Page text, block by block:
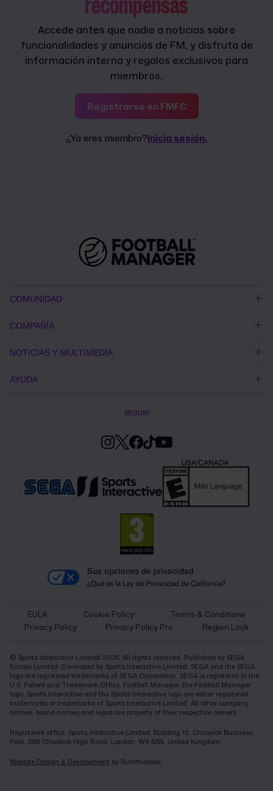
recompensas
Accede antes que nadie a noticias sobre
funcionalidades y anuncios de FM, y disfruta de
información interna y regalos exclusivos para
miembros.
Registrarse en FMFC
¿Ya eres miembro?Inicia sesión.
COMUNIDAD
COMPAÑÍA
NOTICIAS Y MULTIMEDIA
AYUDA
SEGUIR
Sus opciones de privacidad
¿Qué es la Ley de Privacidad de California?
EULA Cookie Policy
Terms & Conditions
Privacy Policy
Privacy Policy Pro Region Lock
© Sports Interactive Limited 2025. All rights reserved. Published by SEGA
Europe Limited. Developed by Sports Interactive Limited. SEGA and the SEGA
logo are registered trademarks of SEGA Corporation. SEGA is registered in the
U.S. Patent and Trademark Office. Football Manager, the Football Manager
logo, Sports Interactive and the Sports Interactive logo are either registered
trademarks or trademarks of Sports Interactive Limited. All other company
names, brand names and logos are property of their respective owners.
Registered office: Sports Interactive Limited, Building 12, Chiswick Business
Park, 566 Chiswick High Road, London, W4 5AN, United Kingdom
Website Design & Development by Burnthebook